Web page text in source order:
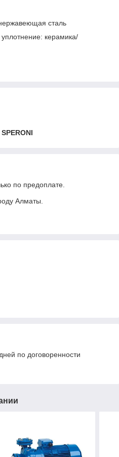
сталь
керамика/
SPERONI
по предоплате.
Алматы.
по договоренности